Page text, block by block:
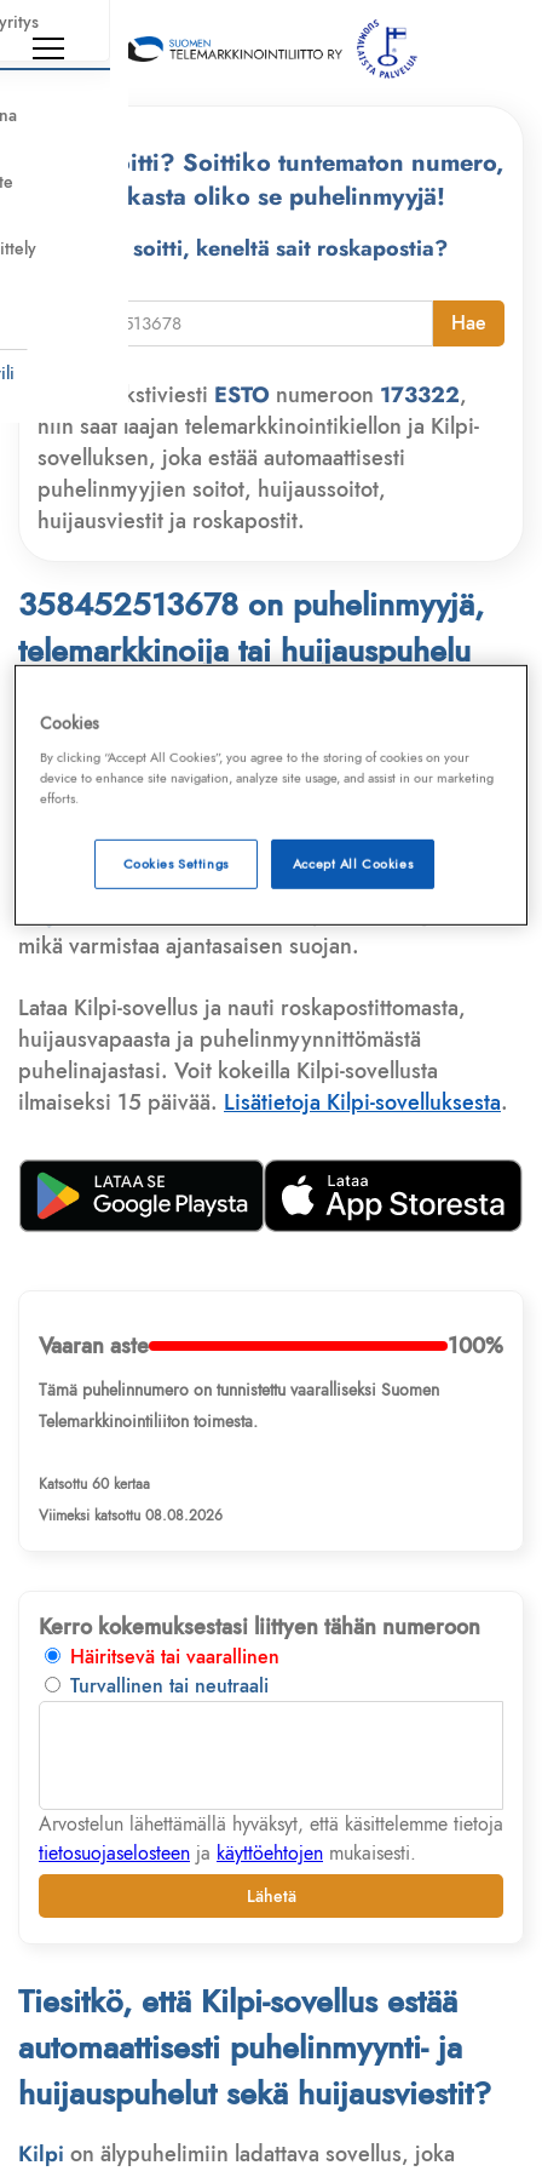
Kuka soitti? Soittiko tuntematon numero,
tarkasta oliko se puhelinmyyjä!
Kuka soitti, keneltä sait roskapostia?
Hae
Lähetä tekstiviesti ESTO numeroon 173322,
niin saat laajan telemarkkinointikiellon ja Kilpi-
sovelluksen, joka estää automaattisesti
puhelinmyyjien soitot, huijaussoitot,
huijausviestit ja roskapostit.
358452513678 on puhelinmyyjä,
telemarkkinoija tai huijauspuhelu
Puhelinnumero
Telemarkkinointiliiton jaKilpi-sovelluksen
tietokannasta, joka kattaa satoja tuhansia
Lisäksi tunnistamme automaattisesti, jos kyseessä on
puhelinhuijarin numero, sähköpostiosoitetai
huijausviesti. Tietokantaamme päivitetään jatkuvasti,
mikä varmistaa ajantasaisen suojan.
Lataa Kilpi-sovellus ja nauti roskapostittomasta,
huijausvapaasta ja puhelinmyynnittömästä
puhelinajastasi. Voit kokeilla Kilpi-sovellusta
ilmaiseksi 15 päivää. Lisätietoja Kilpi-sovelluksesta.
Vaaran aste 100%
Tämä puhelinnumero on tunnistettu vaaralliseksi Suomen
Telemarkkinointiliiton toimesta.
Katsottu 60 kertaa
Viimeksi katsottu 08.08.2026
Kerro kokemuksestasi liittyen tähän numeroon
Häiritsevä tai vaarallinen
Turvallinen tai neutraali
Arvostelun lähettämällä hyväksyt, että käsittelemme tietoja
tietosuojaselosteen ja käyttöehtojen mukaisesti.
Lähetä
Tiesitkö, että Kilpi-sovellus estää
automaattisesti puhelinmyynti- ja
huijauspuhelut sekä huijausviestit?
Kilpi on älypuhelimiin ladattava sovellus, joka
Cookies
By clicking “Accept All Cookies”, you agree to the storing of cookies on your
device to enhance site navigation, analyze site usage, and assist in our marketing
efforts.
Accept All Cookies
Cookies Settings